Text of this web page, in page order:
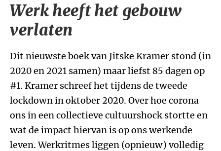
Werk heeft het gebouw
verlaten
Dit nieuwste boek van Jitske Kramer stond (in
2020 en 2021 samen) maar liefst 85 dagen op
#1. Kramer schreef het tijdens de tweede
lockdown in oktober 2020. Over hoe corona
ons in een collectieve cultuurshock stortte en
wat de impact hiervan is op ons werkende
leven. Werkritmes liggen (opnieuw) volledig